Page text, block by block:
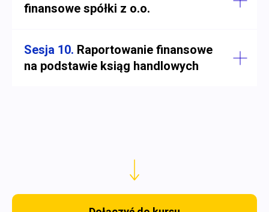
finansowe spółki z o.o.
Sesja 10. Raportowanie finansowe
na podstawie ksiąg handlowych